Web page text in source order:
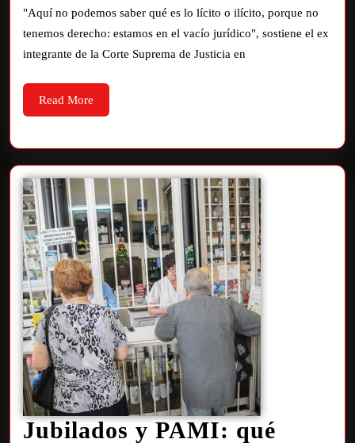
"Aquí no podemos saber qué es lo lícito o ilícito, porque no
tenemos derecho: estamos en el vacío jurídico", sostiene el ex
integrante de la Corte Suprema de Justicia en
Read More
Jubilados y PAMI: qué